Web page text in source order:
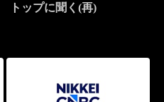
トップに聞く(再)